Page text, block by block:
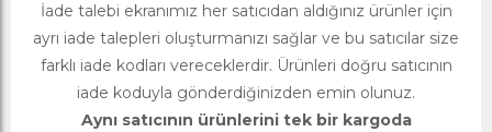
İade talebi ekranımız her satıcıdan aldığınız ürünler için
ayrı iade talepleri oluşturmanızı sağlar ve bu satıcılar size
farklı iade kodları vereceklerdir. Ürünleri doğru satıcının
iade koduyla gönderdiğinizden emin olunuz.
Aynı satıcının ürünlerini tek bir kargoda